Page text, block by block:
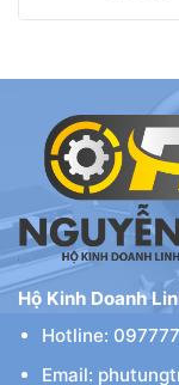
Hộ Kinh Doanh
Hotline:
Email: